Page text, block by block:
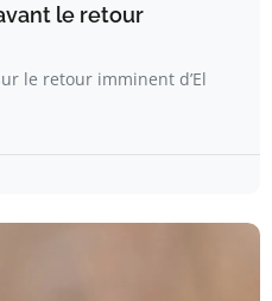
le retour
le retour imminent d’El